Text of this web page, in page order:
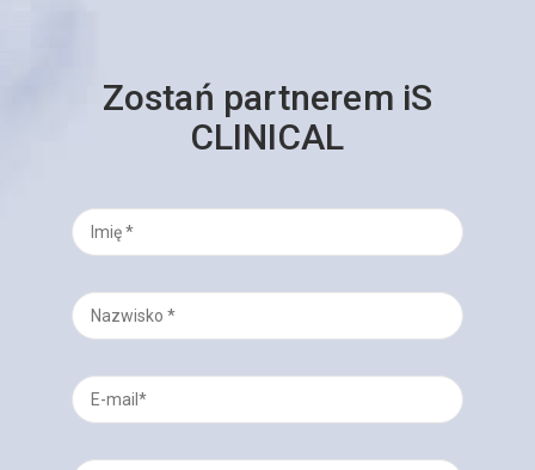
Zostań partnerem iS
CLINICAL